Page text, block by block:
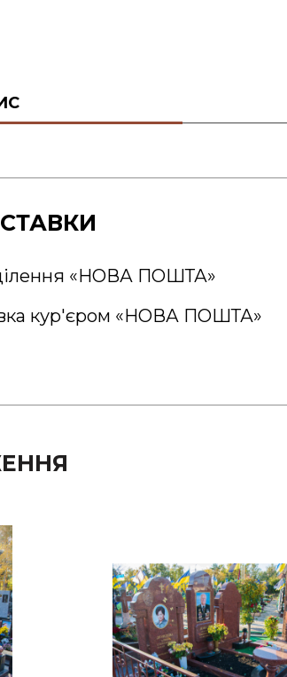
«НОВА ПОШТА»
кур'єром «НОВА ПОШТА»